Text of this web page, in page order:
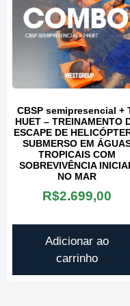
CBSP semipresencial +
HUET – TREINAMENTO
ESCAPE DE
SUBMERSO EM
TROPICAIS COM
SOBREVIVÊNCIA
NO MAR
R$2.699,00
Adicionar ao
carrinho